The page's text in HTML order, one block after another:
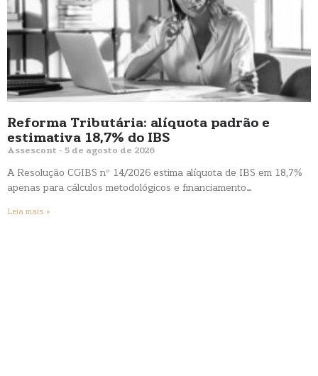
Reforma Tributária: alíquota padrão e
estimativa 18,7% do IBS
Assescont 5 de agosto de 2026
A Resolução CGIBS nº 14/2026 estima alíquota de IBS em 18,7%
apenas para cálculos metodológicos e financiamento…
Leia mais »